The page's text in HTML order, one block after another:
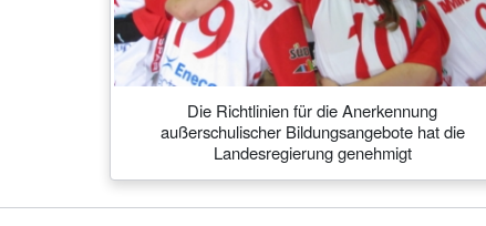
Die Richtlinien für die Anerkennung
außerschulischer Bildungsangebote hat die
Landesregierung genehmigt